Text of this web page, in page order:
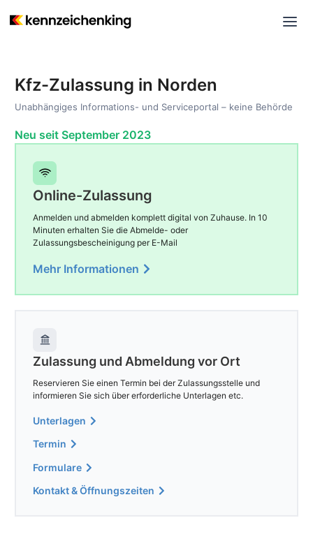
Kfz-Zulassung in Norden
Unabhängiges Informations- und Serviceportal – keine Behörde
Neu seit September 2023
Online-Zulassung
Anmelden und abmelden komplett digital von Zuhause. In 10
Minuten erhalten Sie die Abmelde- oder
Zulassungsbescheinigung per E-Mail
Mehr Informationen
Zulassung und Abmeldung vor Ort
Reservieren Sie einen Termin bei der Zulassungsstelle und
informieren Sie sich über erforderliche Unterlagen etc.
Unterlagen
Termin
Formulare
Kontakt & Öffnungszeiten